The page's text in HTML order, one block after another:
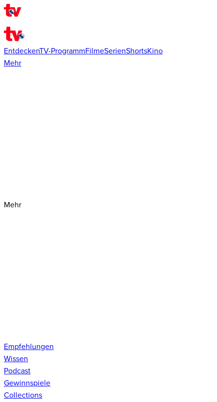
EntdeckenTV-ProgrammFilmeSerienShortsKino
Mehr
Mehr
Empfehlungen
Wissen
Podcast
Gewinnspiele
Collections